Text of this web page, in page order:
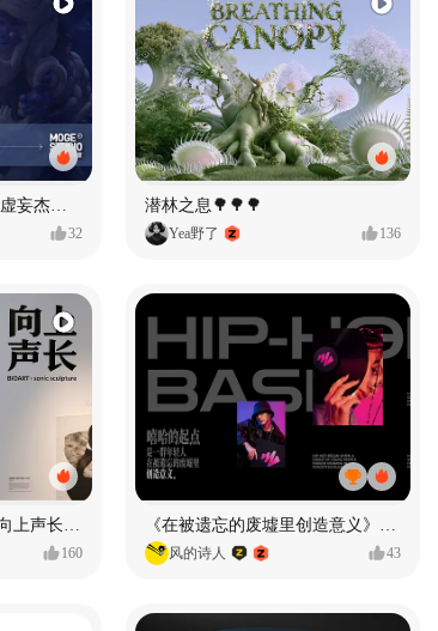
Identity V × moge.tv | 【虚妄杰作时装】“小女孩”
32
潜林之息🌳🌳🌳
Yea野了 136
160 风的诗人 43